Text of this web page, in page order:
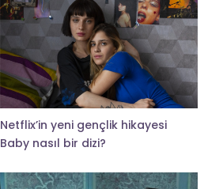
Netflix’in yeni gençlik hikayesi
Baby nasıl bir dizi?